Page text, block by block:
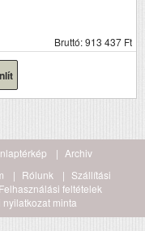
Bruttó: 913 437 Ft
Archiv
Rólunk
Szállítási
Felhasználási feltételek
nyilatkozat minta